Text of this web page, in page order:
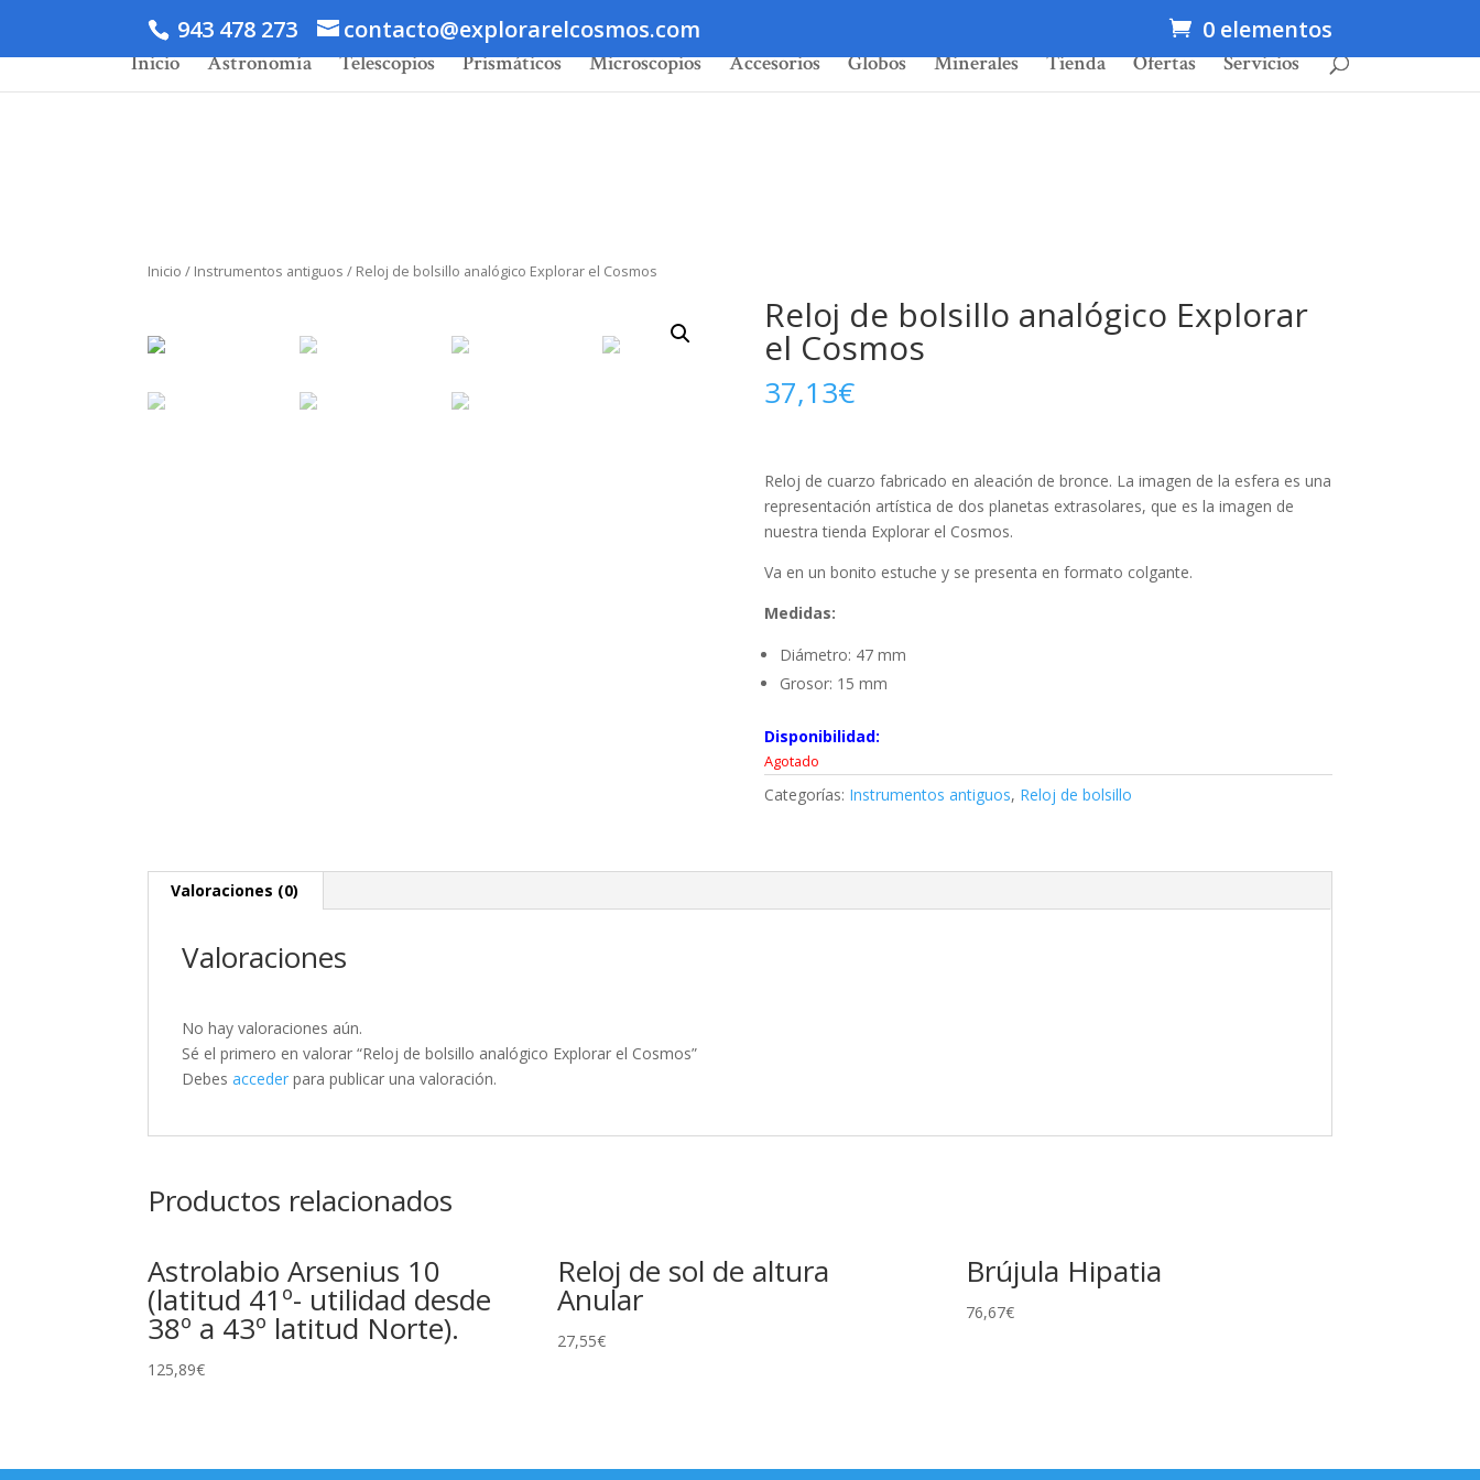
943 478 273 contacto@explorarelcosmos.com 0 elementos
Inicio Astronomía Telescopios Prismáticos Microscopios Accesorios Globos Minerales Tienda Ofertas Servicios
Inicio / Instrumentos antiguos / Reloj de bolsillo analógico Explorar el Cosmos
Reloj de bolsillo analógico Explorar
el Cosmos
37,13€
Reloj de cuarzo fabricado en aleación de bronce. La imagen de la esfera es una
representación artística de dos planetas extrasolares, que es la imagen de
nuestra tienda Explorar el Cosmos.
Va en un bonito estuche y se presenta en formato colgante.
Medidas:
Diámetro: 47 mm
Grosor: 15 mm
Disponibilidad:
Agotado
Categorías: Instrumentos antiguos, Reloj de bolsillo
Valoraciones (0)
Valoraciones
No hay valoraciones aún.
Sé el primero en valorar “Reloj de bolsillo analógico Explorar el Cosmos”
Debesacceder para publicar una valoración.
Productos relacionados
Astrolabio Arsenius 10
(latitud 41º- utilidad desde
38º a 43º latitud Norte).
125,89€
Reloj de sol de altura
Anular
27,55€
Brújula Hipatia
76,67€